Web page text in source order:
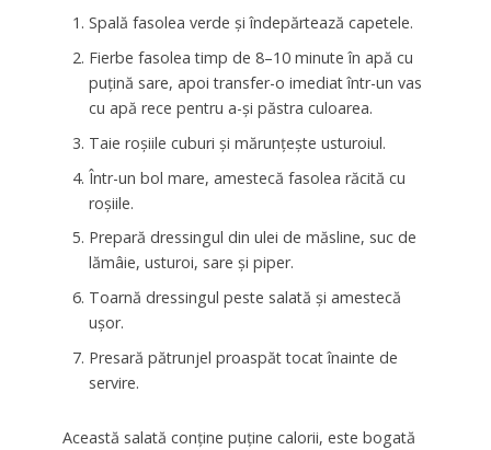
Spală fasolea verde și îndepărtează capetele.
Fierbe fasolea timp de 8–10 minute în apă cu
puțină sare, apoi transfer-o imediat într-un vas
cu apă rece pentru a-și păstra culoarea.
Taie roșiile cuburi și mărunțește usturoiul.
Într-un bol mare, amestecă fasolea răcită cu
roșiile.
Prepară dressingul din ulei de măsline, suc de
lămâie, usturoi, sare și piper.
Toarnă dressingul peste salată și amestecă
ușor.
Presară pătrunjel proaspăt tocat înainte de
servire.
Această salată conține puține calorii, este bogată